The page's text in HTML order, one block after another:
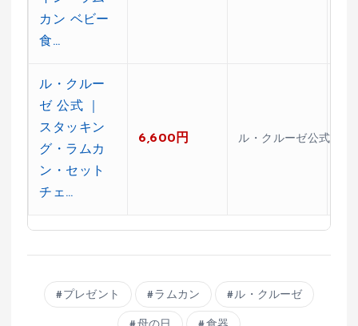
カン ベビー
食…
ル・クルー
ゼ 公式 ｜
スタッキン
グ・ラムカ
ン・セット
チェ…
6,600円 ル・クルーゼ公式ショ
プレゼント ラムカン ル・クルーゼ